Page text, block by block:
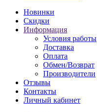
Новинки
Скидки
Информация
Условия работы
Доставка
Оплата
Обмен/Возврат
Производители
Отзывы
Контакты
Личный кабинет